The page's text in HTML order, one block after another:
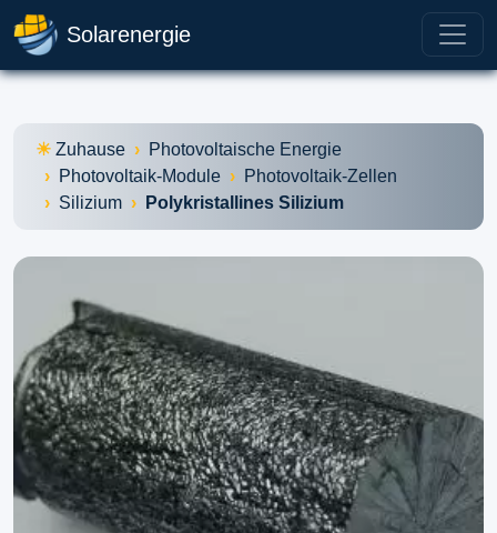
Solarenergie
Zuhause
Photovoltaische Energie
Photovoltaik-Module
Photovoltaik-Zellen
Silizium
Polykristallines Silizium